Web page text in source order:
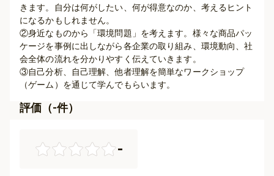
きます。自分は何がしたい、何が得意なのか、考えるヒント
になるかもしれません。
②身近なものから「環境問題」を考えます。様々な商品パッ
ケージを事例に出しながら各企業の取り組み、環境動向、社
会全体の流れを分かりやすく伝えていきます。
③自己分析、自己理解、他者理解を簡単なワークショップ
（ゲーム）を通じて学んでもらいます。
評価（-件）
-